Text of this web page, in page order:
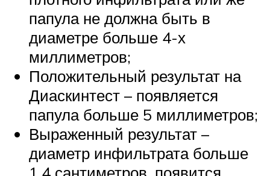
папула не должна быть в
диаметре больше 4-х
миллиметров;
Положительный результат на
Диаскинтест – появляется
папула больше 5 миллиметров;
Выраженный результат –
диаметр инфильтрата больше